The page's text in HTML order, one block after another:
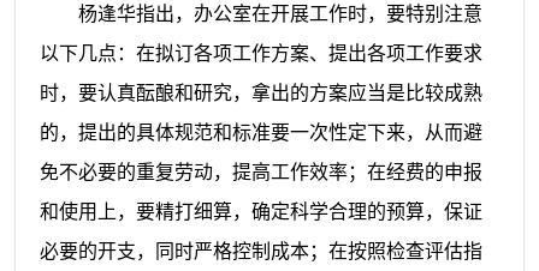
杨逢华指出，办公室在开展工作时，要特别注意
以下几点：在拟订各项工作方案、提出各项工作要求
时，要认真酝酿和研究，拿出的方案应当是比较成熟
的，提出的具体规范和标准要一次性定下来，从而避
免不必要的重复劳动，提高工作效率；在经费的申报
和使用上，要精打细算，确定科学合理的预算，保证
必要的开支，同时严格控制成本；在按照检查评估指